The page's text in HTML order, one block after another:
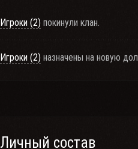
Игроки (2) покинули клан.
Игроки (2) назначены на новую
Личный состав